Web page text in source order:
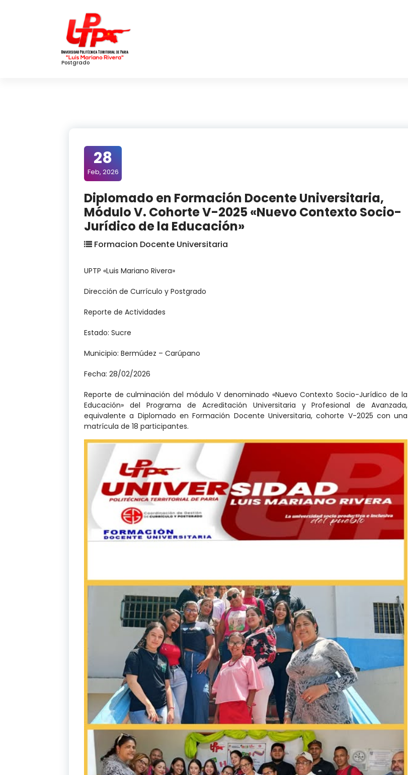
Postgrado
28
Feb, 2026
Diplomado en Formación Docente Universitaria,
Módulo V. Cohorte V-2025 «Nuevo Contexto Socio-
Jurídico de la Educación»
Formacion Docente Universitaria
UPTP «Luis Mariano Rivera»
Dirección de Currículo y Postgrado
Reporte de Actividades
Estado: Sucre
Municipio: Bermúdez – Carúpano
Fecha: 28/02/2026
Reporte de culminación del módulo V denominado «Nuevo Contexto Socio-Jurídico de la
Educación» del Programa de Acreditación Universitaria y Profesional de Avanzada,
equivalente a Diplomado en Formación Docente Universitaria, cohorte V-2025 con una
matrícula de 18 participantes.